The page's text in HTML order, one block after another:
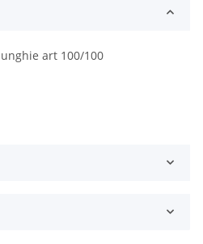
unghie art 100/100